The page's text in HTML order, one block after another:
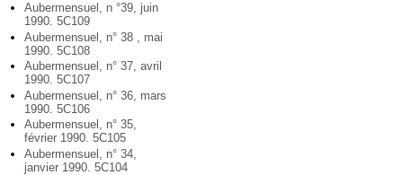
Aubermensuel, n °39, juin
1990. 5C109
Aubermensuel, n° 38 , mai
1990. 5C108
Aubermensuel, n° 37, avril
1990. 5C107
Aubermensuel, n° 36, mars
1990. 5C106
Aubermensuel, n° 35,
février 1990. 5C105
Aubermensuel, n° 34,
janvier 1990. 5C104